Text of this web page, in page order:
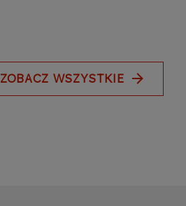
ZOBACZ WSZYSTKIE